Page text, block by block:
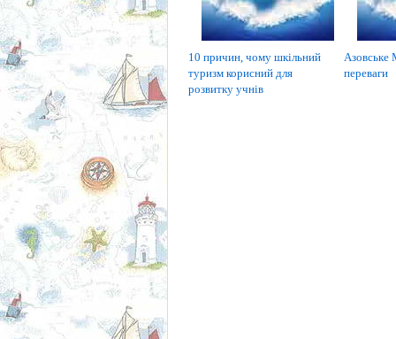
10 причин, чому шкільний
туризм корисний для
розвитку учнів
Азовське
переваги